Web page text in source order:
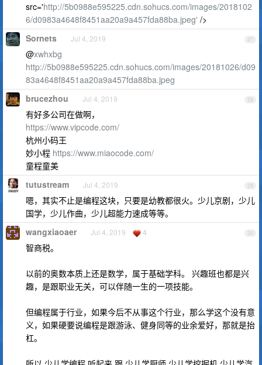
src='http://5b0988e595225.cdn.sohucs.com/images/2018102
6/d0983a4648f8451aa20a9a457fda88ba.jpeg' />
27
Sornets Jul 4, 2019
@xwhxbg
http://5b0988e595225.cdn.sohucs.com/images/20181026/d09
83a4648f8451aa20a9a457fda88ba.jpeg
28
brucezhou Jul 4, 2019
有好多公司在做啊，
https://www.vipcode.com/
杭州小码王
妙小程 https://www.miaocode.com/
童程童美
29
tutustream Jul 4, 2019
嗯，其实不止是编程这块，只要是幼教都很火。少儿京剧，少儿
国学，少儿作曲，少儿超能力速成等等。
30
wangxiaoaer Jul 4, 2019 4
智商税。
以前的奥数本质上还是数学，属于基础学科。 兴趣班也都是兴
趣，是跟职业无关，可以伴随一生的一项技能。
但编程属于行业，如果今后不从事这个行业，那么学这个没有意
义，如果硬要说编程是跟游泳、健身同等的业余爱好，那就是抬
杠。